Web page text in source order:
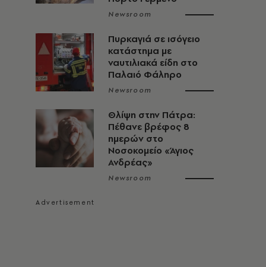
Newsroom
Πυρκαγιά σε ισόγειο
κατάστημα με
ναυτιλιακά είδη στο
Παλαιό Φάληρο
Newsroom
Θλίψη στην Πάτρα:
Πέθανε βρέφος 8
ημερών στο
Νοσοκομείο «Άγιος
Ανδρέας»
Newsroom